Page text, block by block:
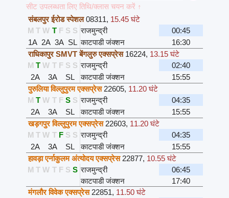
सीट उपलब्धता लिए तिथि/क्लास चयन करें ↑
संबलपुर ईरोड स्पेशल 08311, 15.45 घंटे
M T W T F S S राजमुन्द्री
00:45
1A 2A 3A SL काटपाडी जंक्शन
16:30
राधिकापुर SMVT बेंगलुरु एक्सप्रेस 16224, 13.15 घंटे
M T W T F S S राजमुन्द्री
02:40
2A
3A SL काटपाडी जंक्शन
15:55
पुरुलिया विल्लुपुरम एक्सप्रेस 22605, 11.20 घंटे
M T W T F S S राजमुन्द्री
04:35
2A
3A SL काटपाडी जंक्शन
15:55
खड़गपुर विल्लुपुरम एक्सप्रेस 22603, 11.20 घंटे
M T W T F S S राजमुन्द्री
04:35
2A
3A SL काटपाडी जंक्शन
15:55
हावड़ा एर्नाकुलम अंत्योदय एक्सप्रेस 22877, 10.55 घंटे
M T W T F S S राजमुन्द्री
06:45
काटपाडी जंक्शन
17:40
मंगलौर विवेक एक्सप्रेस 22851, 11.50 घंटे